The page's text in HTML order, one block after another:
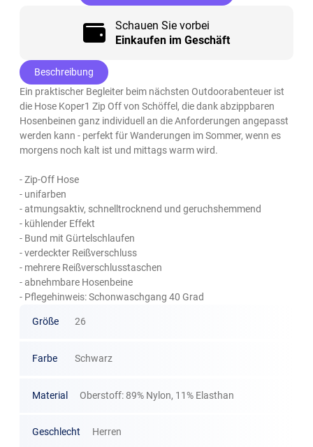
Schauen Sie vorbei
Einkaufen im Geschäft
Beschreibung
Ein praktischer Begleiter beim nächsten Outdoorabenteuer ist
die Hose Koper1 Zip Off von Schöffel, die dank abzippbaren
Hosenbeinen ganz individuell an die Anforderungen angepasst
werden kann - perfekt für Wanderungen im Sommer, wenn es
morgens noch kalt ist und mittags warm wird.
- Zip-Off Hose
- unifarben
- atmungsaktiv, schnelltrocknend und geruchshemmend
- kühlender Effekt
- Bund mit Gürtelschlaufen
- verdeckter Reißverschluss
- mehrere Reißverschlusstaschen
- abnehmbare Hosenbeine
- Pflegehinweis: Schonwaschgang 40 Grad
Größe 26
Farbe Schwarz
Material Oberstoff: 89% Nylon, 11% Elasthan
Geschlecht Herren